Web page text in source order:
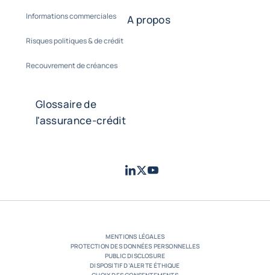
Informations commerciales
Risques politiques & de crédit
Recouvrement de créances
A propos
Glossaire de
l'assurance-crédit
LinkedIn
TwitterYoutube
MENTIONS LÉGALES
PROTECTION DES DONNÉES PERSONNELLES
PUBLIC DISCLOSURE
DISPOSITIF D’ALERTE ÉTHIQUE